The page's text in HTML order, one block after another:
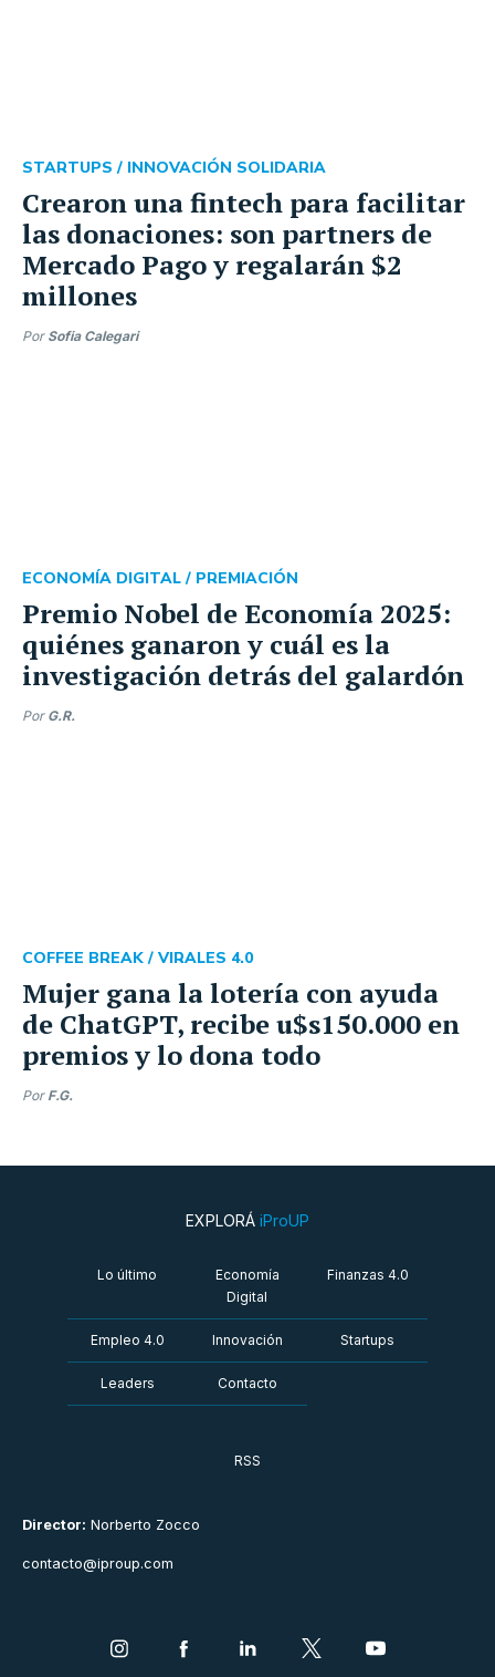
Crearon una fintech para facilitar
las donaciones: son partners de
Mercado Pago y regalarán $2
millones
STARTUPS / INNOVACIÓN SOLIDARIA
Por Sofia Calegari
Premio Nobel de Economía 2025:
quiénes ganaron y cuál es la
investigación detrás del galardón
ECONOMÍA DIGITAL / PREMIACIÓN
Por G.R.
Mujer gana la lotería con ayuda
de ChatGPT, recibe u$s150.000 en
premios y lo dona todo
COFFEE BREAK / VIRALES 4.0
Por F.G.
Director: Norberto Zocco
contacto@iproup.com
EXPLORÁ iProUP
Lo último
Economía
Digital
Finanzas 4.0
Empleo 4.0 Innovación Startups
Leaders Contacto
RSS